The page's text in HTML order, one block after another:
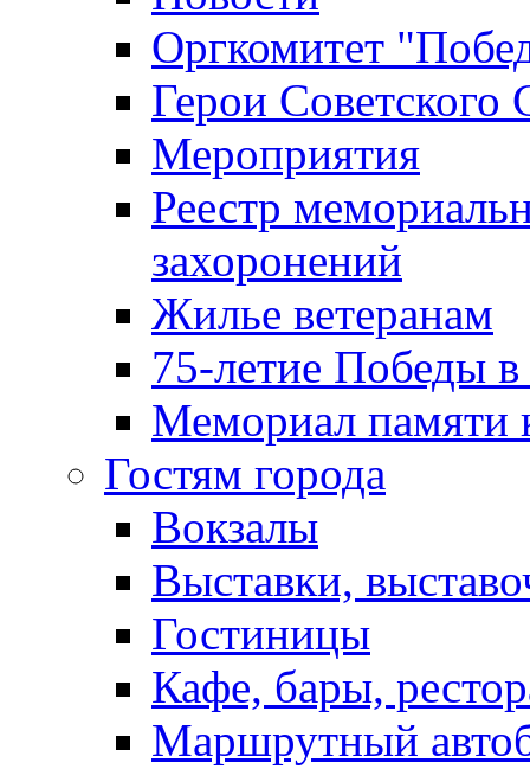
Оргкомитет
Герои Советского
Мероприятия
Реестр
захоронений
Жилье ветеранам
75-летие Победы
Мемориал памяти
Гостям города
Вокзалы
Выставки,
Гостиницы
Кафе, бары,
Маршрутный